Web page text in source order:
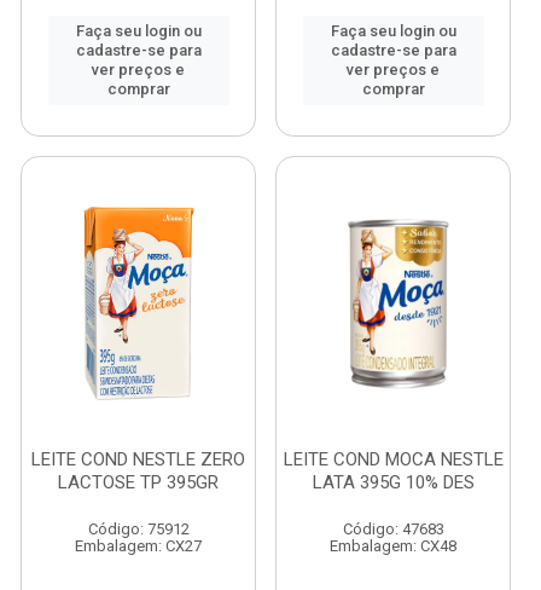
Faça seu login ou
cadastre-se para
ver preços e
comprar
Faça seu login ou
cadastre-se para
ver preços e
comprar
LEITE COND NESTLE ZERO
LACTOSE TP 395GR
Código: 75912
Embalagem: CX27
LEITE COND MOCA NESTLE
LATA 395G 10% DES
Código: 47683
Embalagem: CX48